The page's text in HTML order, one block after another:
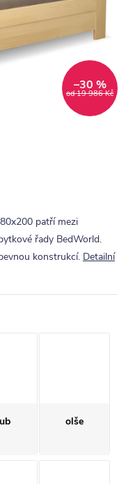
od 19 986 Kč
–30 %
patří mezi
řady BedWorld.
konstrukcí. Detailní
olše